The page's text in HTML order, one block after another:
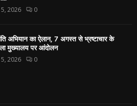
2026 0
अभियान का ऐलान, 7 अगस्त से भ्रष्टाचार के
मुख्यालय पर आंदोलन
2026 0